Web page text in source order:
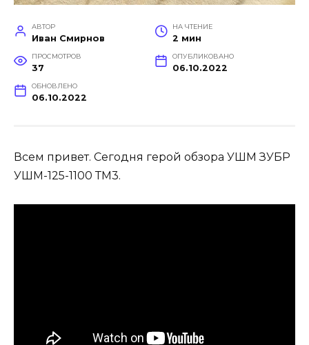
АВТОР
Иван Смирнов
НА ЧТЕНИЕ
2 мин
ПРОСМОТРОВ
37
ОПУБЛИКОВАНО
06.10.2022
ОБНОВЛЕНО
06.10.2022
Всем привет. Сегодня герой обзора УШМ ЗУБР
УШМ-125-1100 ТМ3.